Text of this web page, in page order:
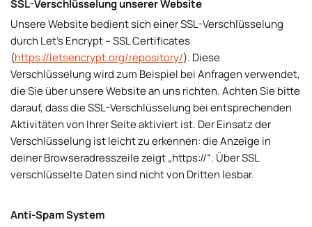
SSL-Verschlüsselung unserer Website
Unsere Website bedient sich einer SSL-Verschlüsselung
durch Let’s Encrypt – SSL Certificates
(https://letsencrypt.org/repository/). Diese
Verschlüsselung wird zum Beispiel bei Anfragen verwendet,
die Sie über unsere Website an uns richten. Achten Sie bitte
darauf, dass die SSL-Verschlüsselung bei entsprechenden
Aktivitäten von Ihrer Seite aktiviert ist. Der Einsatz der
Verschlüsselung ist leicht zu erkennen: die Anzeige in
deiner Browseradresszeile zeigt „https://“. Über SSL
verschlüsselte Daten sind nicht von Dritten lesbar.
Anti-Spam System